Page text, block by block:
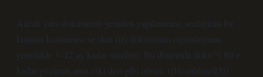
Ancak yara dokusunun yeniden yapılanması, sertliğinin bir
kısmını kazanması ve skar (iz) dokusunun olgunlaşması
genellikle 3–12 ay kadar sürebilir. Bu dönemde doku % 80’e
kadar güçlenir, ama eski deri gibi olmaz. ([Healthline][5])